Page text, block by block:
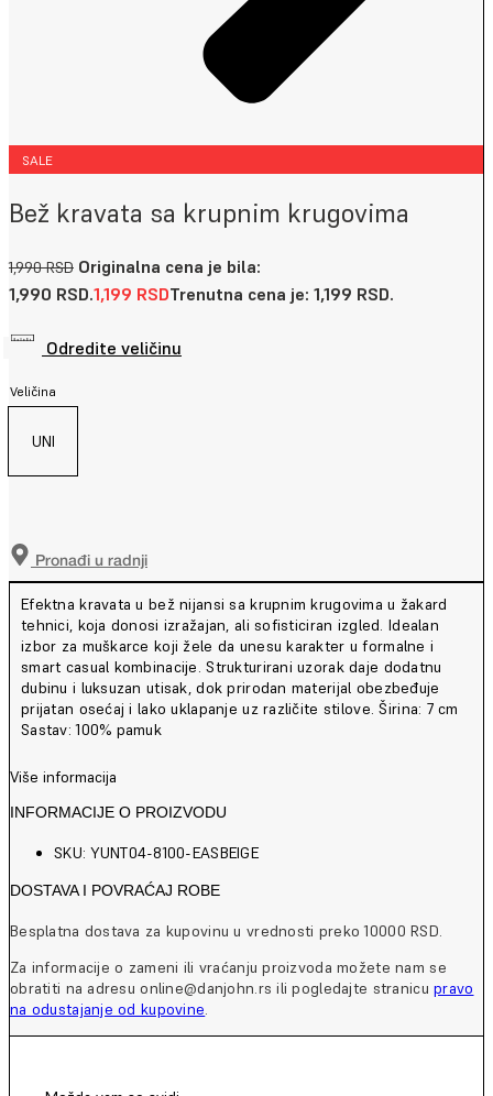
SALE
Bež kravata sa krupnim krugovima
1,990RSD Originalna cena je bila:
1,990 RSD.1,199 RSDTrenutna cena je: 1,199 RSD.
Odredite veličinu
Veličina
UNI
Pronađi u radnji
Efektna kravata u bež nijansi sa krupnim krugovima u žakard
tehnici, koja donosi izražajan, ali sofisticiran izgled. Idealan
izbor za muškarce koji žele da unesu karakter u formalne i
smart casual kombinacije. Strukturirani uzorak daje dodatnu
dubinu i luksuzan utisak, dok prirodan materijal obezbeđuje
prijatan osećaj i lako uklapanje uz različite stilove. Širina: 7 cm
Sastav: 100% pamuk
Više informacija
INFORMACIJE O PROIZVODU
SKU: YUNT04-8100-EASBEIGE
DOSTAVA I POVRAĆAJ ROBE
Besplatna dostava za kupovinu u vrednosti preko 10000 RSD.
Za informacije o zameni ili vraćanju proizvoda možete nam se
obratiti na adresu online@danjohn.rs ili pogledajte stranicupravo
na odustajanje od kupovine.